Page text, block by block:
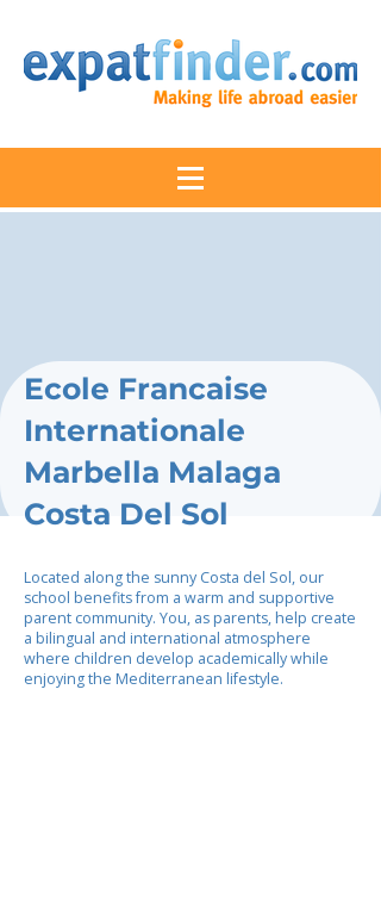
Ecole Francaise
Internationale
Marbella Malaga
Costa Del Sol
Located along the sunny Costa del Sol, our
school benefits from a warm and supportive
parent community. You, as parents, help create
a bilingual and international atmosphere
where children develop academically while
enjoying the Mediterranean lifestyle.